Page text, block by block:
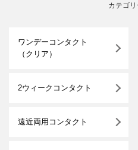
カテゴ
ワンデーコンタクト
（クリア）
2ウィークコンタクト
遠近両用コンタクト